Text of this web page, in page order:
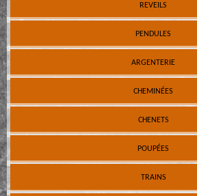
REVEILS
PENDULES
ARGENTERIE
CHEMINÉES
CHENETS
POUPÉES
TRAINS